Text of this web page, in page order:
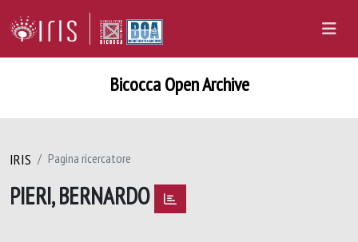
Bicocca Open Archive
IRIS Pagina ricercatore
PIERI, BERNARDO